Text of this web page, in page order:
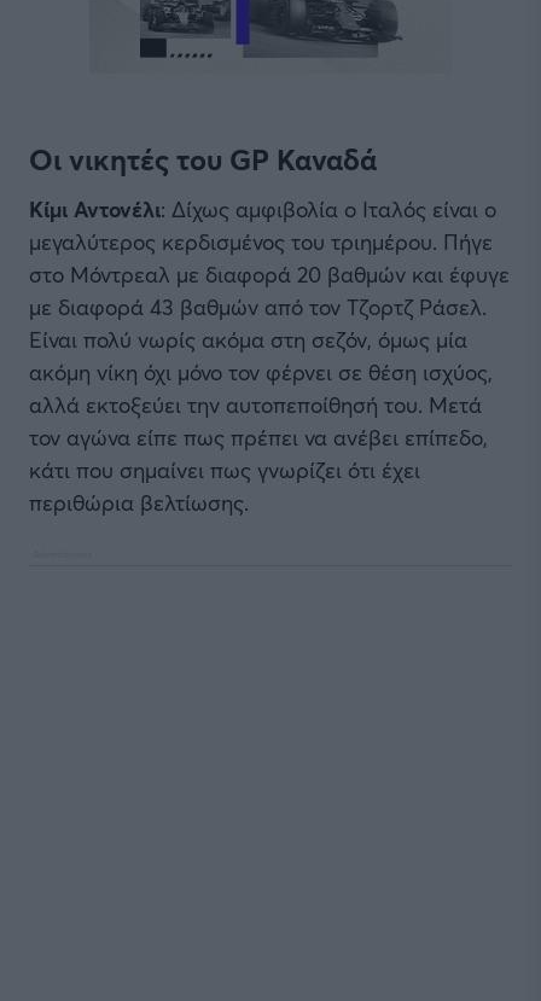
Οι νικητές του GP Καναδά
Κίμι Αντονέλι: Δίχως αμφιβολία ο Ιταλός είναι ο
μεγαλύτερος κερδισμένος του τριημέρου. Πήγε
στο Μόντρεαλ με διαφορά 20 βαθμών και έφυγε
με διαφορά 43 βαθμών από τον Τζορτζ Ράσελ.
Είναι πολύ νωρίς ακόμα στη σεζόν, όμως μία
ακόμη νίκη όχι μόνο τον φέρνει σε θέση ισχύος,
αλλά εκτοξεύει την αυτοπεποίθησή του. Μετά
τον αγώνα είπε πως πρέπει να ανέβει επίπεδο,
κάτι που σημαίνει πως γνωρίζει ότι έχει
περιθώρια βελτίωσης.